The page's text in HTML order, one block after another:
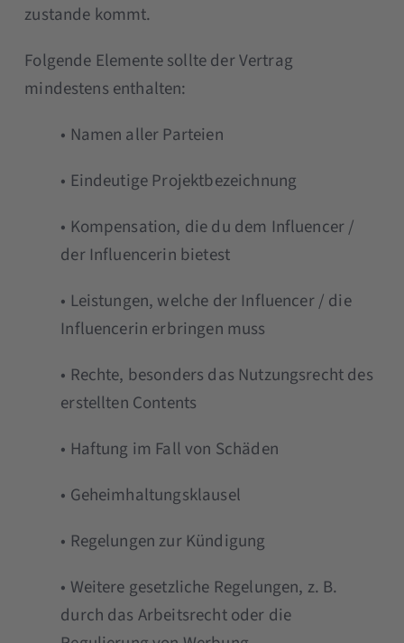
zustande kommt.
Folgende Elemente sollte der Vertrag
mindestens enthalten:
• Namen aller Parteien
• Eindeutige Projektbezeichnung
• Kompensation, die du dem Influencer /
der Influencerin bietest
• Leistungen, welche der Influencer / die
Influencerin erbringen muss
• Rechte, besonders das Nutzungsrecht des
erstellten Contents
• Haftung im Fall von Schäden
• Geheimhaltungsklausel
• Regelungen zur Kündigung
• Weitere gesetzliche Regelungen, z. B.
durch das Arbeitsrecht oder die